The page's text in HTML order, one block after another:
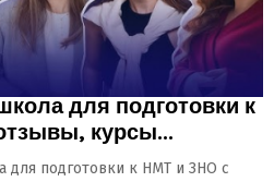
для подготовки к
курсы...
для подготовки к НМТ и ЗНО с